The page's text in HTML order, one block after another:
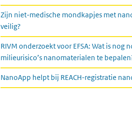
Zijn niet-medische mondkapjes met
veilig?
RIVM onderzoekt voor EFSA: Wat is nog
milieurisico’s nanomaterialen te
NanoApp helpt bij REACH-registratie